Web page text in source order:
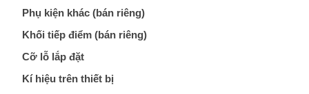
Phụ kiện khác (bán riêng)
Khối tiếp điểm (bán riêng)
Cỡ lỗ lắp đặt
Kí hiệu trên thiết bị